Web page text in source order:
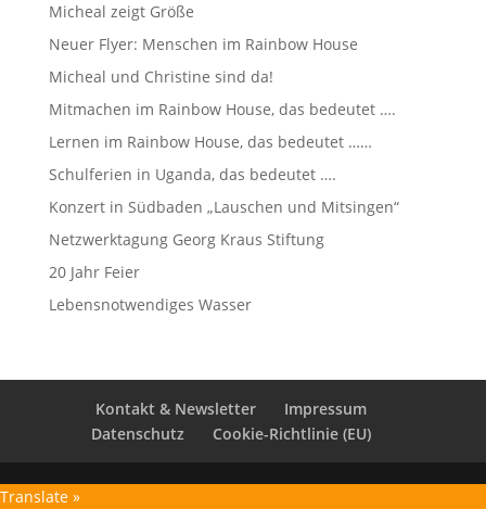
Micheal zeigt Größe
Neuer Flyer: Menschen im Rainbow House
Micheal und Christine sind da!
Mitmachen im Rainbow House, das bedeutet ….
Lernen im Rainbow House, das bedeutet ……
Schulferien in Uganda, das bedeutet ….
Konzert in Südbaden „Lauschen und Mitsingen“
Netzwerktagung Georg Kraus Stiftung
20 Jahr Feier
Lebensnotwendiges Wasser
Kontakt & Newsletter
Impressum
Datenschutz
Cookie-Richtlinie (EU)
Translate »